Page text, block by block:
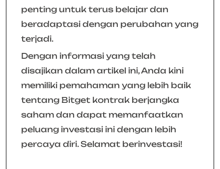
penting untuk terus belajar dan
beradaptasi dengan perubahan yang
terjadi.
Dengan informasi yang telah
disajikan dalam artikel ini, Anda kini
memiliki pemahaman yang lebih baik
tentang Bitget kontrak berjangka
saham dan dapat memanfaatkan
peluang investasi ini dengan lebih
percaya diri. Selamat berinvestasi!